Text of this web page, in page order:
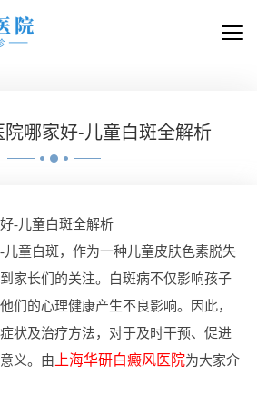
哪家好-儿童白斑全解析
-儿童白斑全解析
儿童白斑，作为一种儿童皮肤色素脱失
家长们的关注。白斑病不仅影响孩子
们的心理健康产生不良影响。因此，
状及治疗方法，对于及时干预、促进
义。由 上海华研白癜风医院为大家介